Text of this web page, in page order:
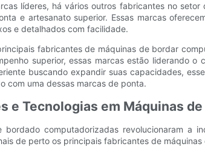
líderes, há vários outros fabricantes no
e artesanato superior. Essas marcas
e detalhados com facilidade.
fabricantes de máquinas de bordar
superior, essas marcas estão liderando
buscando expandir suas capacidades,
com uma dessas marcas de ponta.
e Tecnologias em Máquinas
bordado computadorizadas revolucionaram
de perto os principais fabricantes de